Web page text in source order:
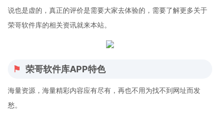
说也是虚的，真正的评价是需要大家去体验的，需要了解更多关于
荣哥软件库的相关资讯就来本站。
荣哥软件库APP特色
海量资源，海量精彩内容应有尽有，再也不用为找不到网址而发
愁。